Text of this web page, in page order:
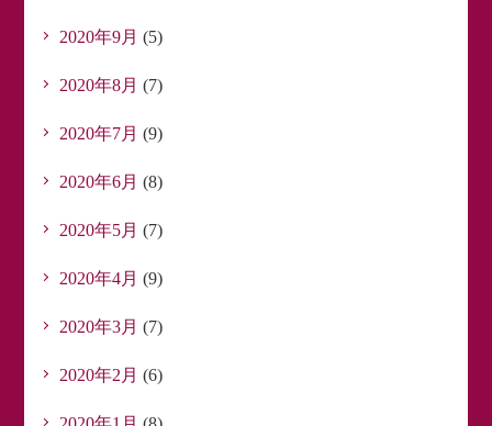
2020年9月 (5)
2020年8月 (7)
2020年7月 (9)
2020年6月 (8)
2020年5月 (7)
2020年4月 (9)
2020年3月 (7)
2020年2月 (6)